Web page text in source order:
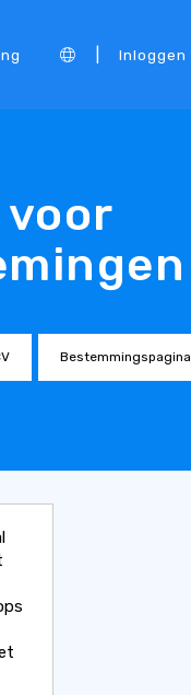
Inloggen
Bestemmingspagina